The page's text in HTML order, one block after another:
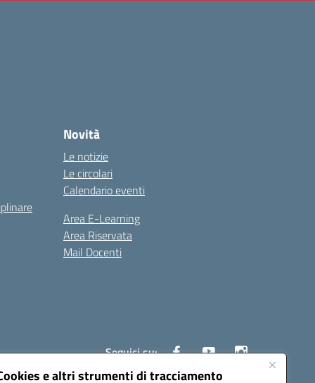
e altri strumenti di tracciamento
Novità
Le notizie
Le circolari
Calendario eventi
Area E-Learning
Area Riservata
Mail Docenti
Seguici su: